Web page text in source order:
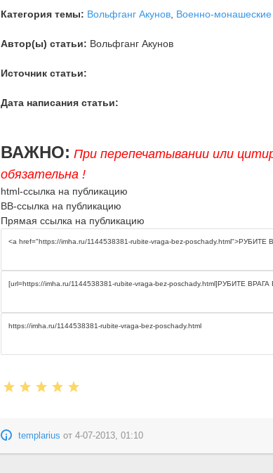
Категория темы: Вольфганг Акунов Военно-
Автор(ы) статьи: Вольфганг Акунов
Источник статьи:
Дата написания статьи:
ВАЖНО: При перепечатывании или
обязательна !
html-ссылка на публикацию
BB-ссылка на публикацию
Прямая ссылка на публикацию
templarius от4-07-2013, 01:10